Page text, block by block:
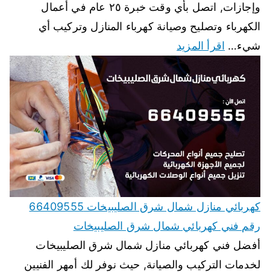
وإجازات, اتصل بأي وقت خبرة ٢٥ عام في أعمال
الكهرباء وتصليح وصيانة كهرباء المنازل وتركيب أي
شيء… اقرأ المزيد
كهربائي منازل شمال شرق الصليبيخات 66409555
رقم فني كهربائي شمال شرق الصليبيخات
أفضل فني كهربائي منازل شمال شرق الصليبيخات
لخدمات التركيب والصيانة, حيث نوفر لك أمهر الفنيين